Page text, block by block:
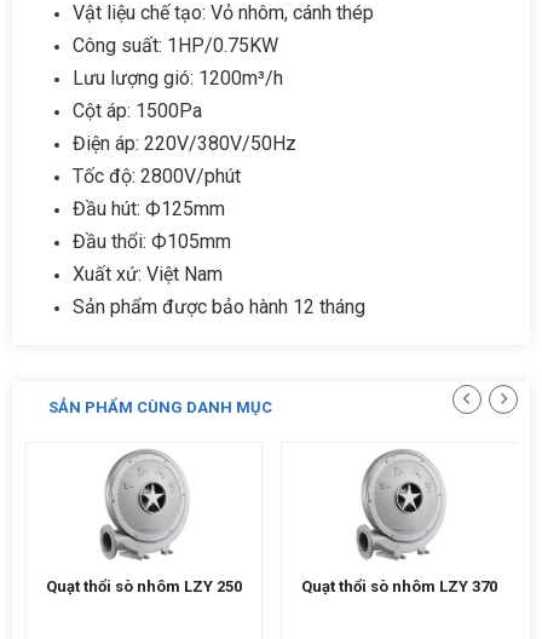
Vật liệu chế tạo: Vỏ nhôm, cánh thép
Công suất: 1HP/0.75KW
Lưu lượng gió: 1200m³/h
Cột áp: 1500Pa
Điện áp: 220V/380V/50Hz
Tốc độ: 2800V/phút
Đầu hút: Ф125mm
Đầu thổi: Ф105mm
Xuất xứ: Việt Nam
Sản phẩm được bảo hành 12 tháng
SẢN PHẨM CÙNG DANH MỤC
Quạt thổi sò nhôm LZY 250 Quạt thổi sò nhôm LZY 370